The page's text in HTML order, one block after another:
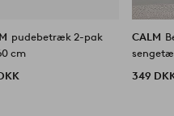
pudebetræk 2-pak
cm
CALM
349